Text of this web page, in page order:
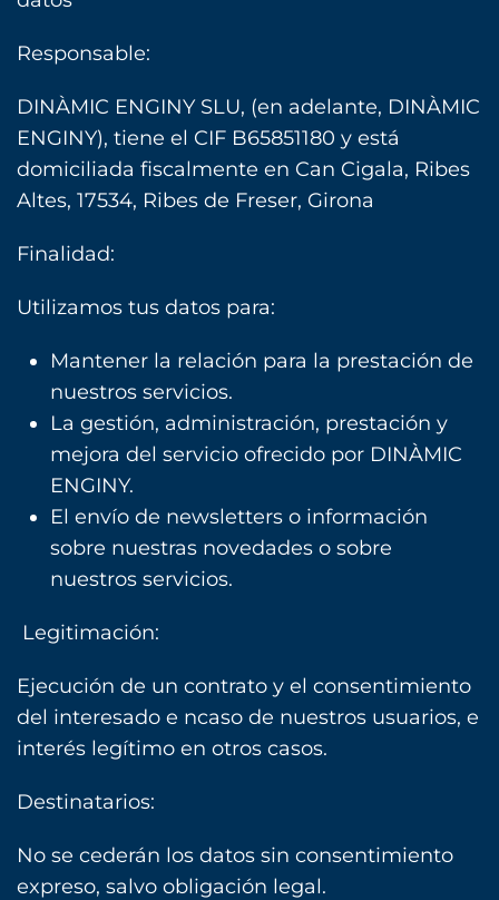
Responsable:
DINÀMIC ENGINY SLU, (en adelante, DINÀMIC
ENGINY), tiene el CIF B65851180 y está
domiciliada fiscalmente en Can Cigala, Ribes
Altes, 17534, Ribes de Freser, Girona
Finalidad:
Utilizamos tus datos para:
Mantener la relación para la prestación de
nuestros servicios.
La gestión, administración, prestación y
mejora del servicio ofrecido por DINÀMIC
ENGINY.
El envío de newsletters o información
sobre nuestras novedades o sobre
nuestros servicios.
Legitimación:
Ejecución de un contrato y el consentimiento
del interesado e ncaso de nuestros usuarios, e
interés legítimo en otros casos.
Destinatarios:
No se cederán los datos sin consentimiento
expreso, salvo obligación legal.